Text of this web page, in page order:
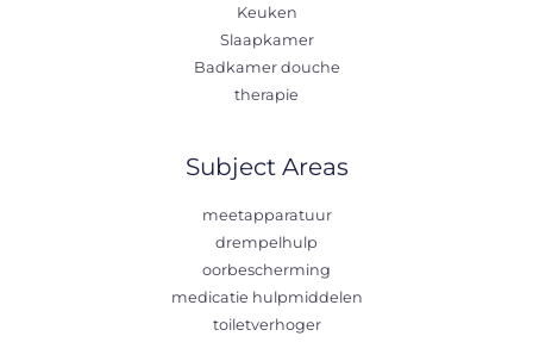
Keuken
Slaapkamer
Badkamer douche
therapie
Subject Areas
meetapparatuur
drempelhulp
oorbescherming
medicatie hulpmiddelen
toiletverhoger